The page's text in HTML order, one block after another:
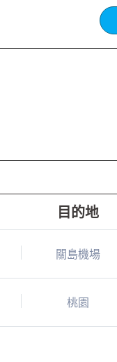
目的地
關島機場
桃園